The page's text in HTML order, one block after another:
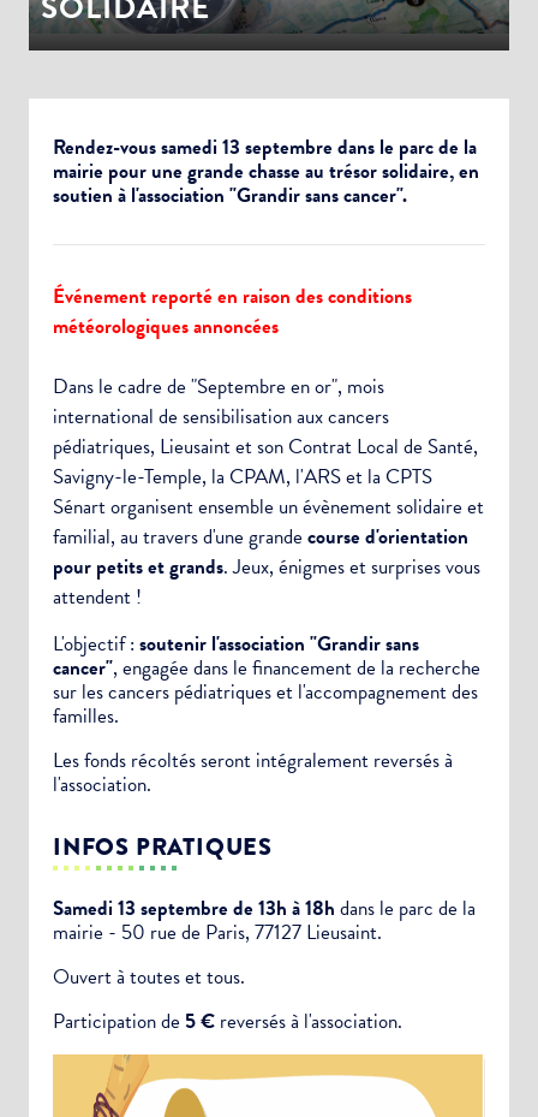
Rendez-vous samedi 13 septembre dans le parc de la
mairie pour une grande chasse au trésor solidaire, en
soutien à l'association "Grandir sans cancer".
Événement reporté en raison des conditions
météorologiques annoncées
Dans le cadre de "Septembre en or", mois
international de sensibilisation aux cancers
pédiatriques, Lieusaint et son Contrat Local de Santé,
Savigny-le-Temple, la CPAM, l'ARS et la CPTS
Sénart organisentensemble unévènementsolidaire et
familial, au travers d'une grande course d'orientation
pour petits et grands. Jeux, énigmes et surprises vous
attendent !
L'objectif : soutenir l'association "Grandir sans
cancer", engagée dans le financement de la recherche
sur les cancers pédiatriques et l'accompagnement des
familles.
Les fonds récoltés seront intégralement reversés à
l'association.
INFOS PRATIQUES
Samedi 13 septembre de 13h à 18h dans le parc de la
mairie - 50 rue de Paris, 77127 Lieusaint.
Ouvert à toutes et tous.
Participation de 5 € reversés à l'association.